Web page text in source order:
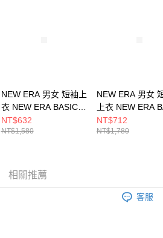
NEW ERA 男女 短袖上
衣 NEW ERA BASIC
NEW ERA
NE14148873
NT$632
NT$1,580
NEW ERA 男女
上衣 NEW ERA
NEW ERA
NE14326569
NT$712
NT$1,780
相關推薦
客服